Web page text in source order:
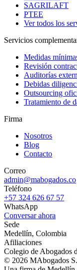
SAGRILAFT
PTEE
Ver todos los
Servicios
Medidas
Revisión
Auditorías
Debidas
Outsourcing
Tratamiento de
Firma
Nosotros
Blog
Contacto
Correo
admin@mabogados.co
Teléfono
+57 324 626 67 57
WhatsApp
Conversar ahora
Sede
Medellín, Colombia
Afiliaciones
Colegio de Abogados
© 2026 MAbogados